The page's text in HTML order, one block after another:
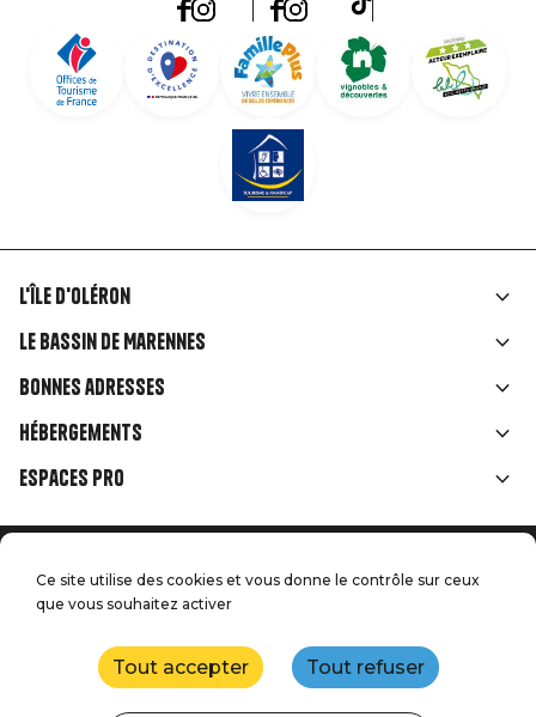
Liens
rubriques
L'île d'Oléron
Le Bassin de Marennes
Bonnes adresses
Hébergements
Espaces Pro
Menu
Accueil
Mentions légales
Presse
Nous contacter
Plan du site
Réalisation : StudioJuillet
Ce site utilise des cookies et vous donne le contrôle sur ceux
que vous souhaitez activer
Tout accepter Tout refuser